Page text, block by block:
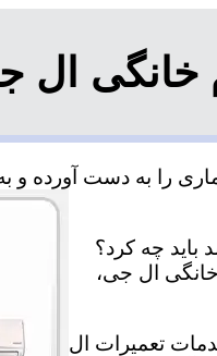
خانگی
را به دست آورده و به
چه کرد؟
خانگی ال جی،
تعمیرات ال